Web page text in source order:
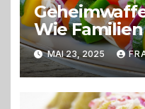
Wie
voll
MAI 23, 2025